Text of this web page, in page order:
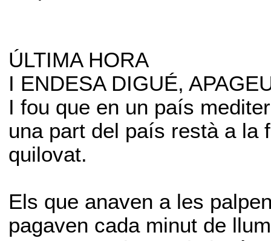
ÚLTIMA HORA
I ENDESA DIGUÉ,
I fou que en un país
una part del país restà a la
quilovat.
Els que anaven a les
pagaven cada minut de